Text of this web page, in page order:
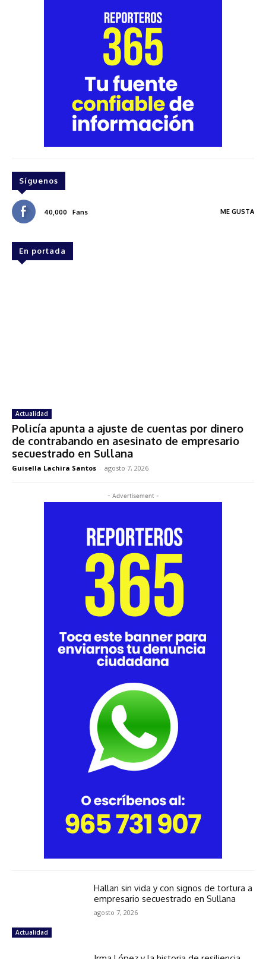
Síguenos
40,000 Fans ME GUSTA
En portada
Actualidad
Policía apunta a ajuste de cuentas por dinero
de contrabando en asesinato de empresario
secuestrado en Sullana
Guisella Lachira Santos - agosto 7, 2026
- Advertisement -
Actualidad
Hallan sin vida y con signos de tortura a
empresario secuestrado en Sullana
agosto 7, 2026